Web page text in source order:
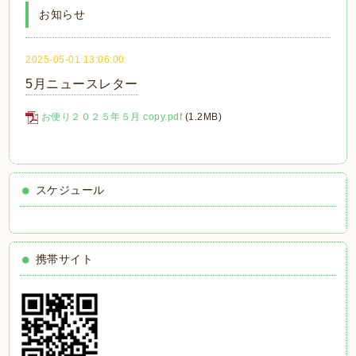
お知らせ
2025-05-01 13:06:00
5月ニュースレター
お便り２０２５年５月 copy.pdf (1.2MB)
スケジュール
携帯サイト